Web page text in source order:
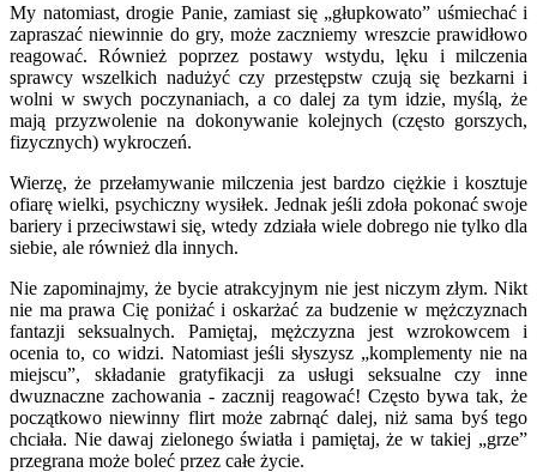
My natomiast, drogie Panie, zamiast się „głupkowato” uśmiechać i
zapraszać niewinnie do gry, może zaczniemy wreszcie prawidłowo
reagować. Również poprzez postawy wstydu, lęku i milczenia
sprawcy wszelkich nadużyć czy przestępstw czują się bezkarni i
wolni w swych poczynaniach, a co dalej za tym idzie, myślą, że
mają przyzwolenie na dokonywanie kolejnych (często gorszych,
fizycznych) wykroczeń.
Wierzę, że przełamywanie milczenia jest bardzo ciężkie i kosztuje
ofiarę wielki, psychiczny wysiłek. Jednak jeśli zdoła pokonać swoje
bariery i przeciwstawi się, wtedy zdziała wiele dobrego nie tylko dla
siebie, ale również dla innych.
Nie zapominajmy, że bycie atrakcyjnym nie jest niczym złym. Nikt
nie ma prawa Cię poniżać i oskarżać za budzenie w mężczyznach
fantazji seksualnych. Pamiętaj, mężczyzna jest wzrokowcem i
ocenia to, co widzi. Natomiast jeśli słyszysz „komplementy nie na
miejscu”, składanie gratyfikacji za usługi seksualne czy inne
dwuznaczne zachowania - zacznij reagować! Często bywa tak, że
początkowo niewinny flirt może zabrnąć dalej, niż sama byś tego
chciała. Nie dawaj zielonego światła i pamiętaj, że w takiej „grze”
przegrana może boleć przez całe życie.